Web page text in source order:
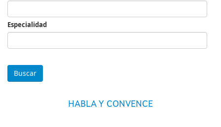
Especialidad
HABLA Y CONVENCE